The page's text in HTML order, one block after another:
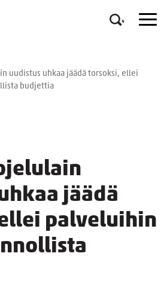
uudistus uhkaa jäädä torsoksi, ellei
budjettia
jäädä
palveluihin